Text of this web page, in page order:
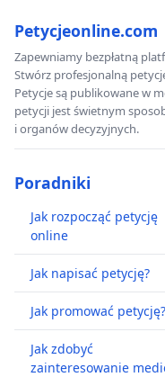
Petycjeonline.com
Zapewniamy bezpłatną
Stwórz profesjonalną
Petycje są publikowane w
petycji jest świetnym
i organów decyzyjnych.
Poradniki
Jak rozpocząć petycję
online
Jak napisać petycję?
Jak promować petycję?
Jak zdobyć
zainteresowanie